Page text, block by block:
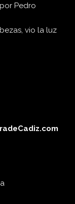
Pedro
vio la luz